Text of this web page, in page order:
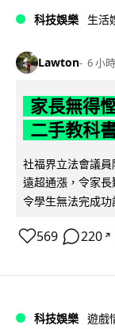
科技娛樂 生活
Lawton 6 小時
家長無得
二手教科
社福界立法會議
遠超通漲，令家
令學生無法完成
569 220 ↗
科技娛樂 遊戲